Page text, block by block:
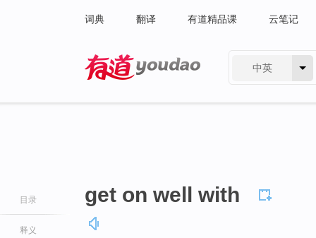
词典 翻译 有道精品课 云笔记
中英
目录
释义
get on well with